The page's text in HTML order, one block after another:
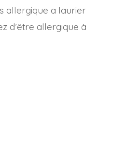
allergique a laurier
d’être allergique à